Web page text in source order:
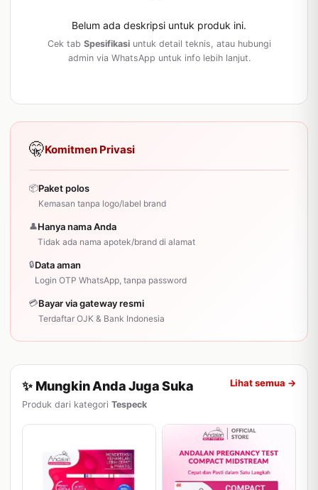
Belum ada deskripsi untuk produk ini.
Cek tab Spesifikasiuntuk detail teknis, atau hubungi
admin via WhatsApp untuk info lebih lanjut.
🤫Komitmen Privasi
📦Paket polos
Kemasan tanpa logo/label brand
👤Hanya nama Anda
Tidak ada nama apotek/brand di alamat
🔒Data aman
Login OTP WhatsApp, tanpa password
💳Bayar via gateway resmi
Terdaftar OJK & Bank Indonesia
✨ Mungkin Anda Juga Suka
Produk dari kategori Tespeck
Lihat semua →